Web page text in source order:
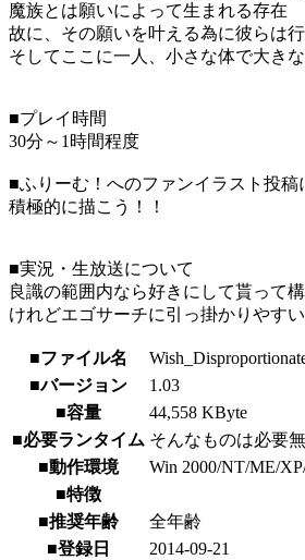
魔族とは願いによって生まれる存在
故に、その願いを叶える為に彼らは行
そしてここに一人、小さな体で大き
■プレイ時間
30分～1時間程度
■ふりーむ！へのファンイラスト投稿
積極的に描こう！！
■実況・生放送について
良識の範囲内なら好きにして貰って構
けれどエゴサーチに引っ掛かりやす
■ファイル名
■バージョン
1.03
■容量
44,558 KByte
■必要ランタイム そんなものは必要
■動作環境
Win 2000/NT/ME/
■特徴
■推奨年齢
全年齢
■登録日
2014-09-21